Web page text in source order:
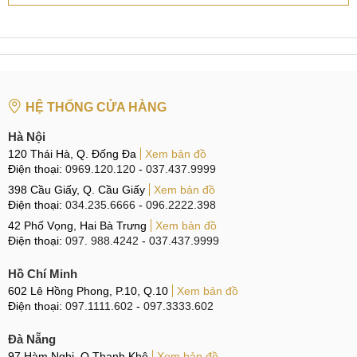
Galaxy S26 xử lý mượt mà các tác vụ đa nhiệm. Điều này
Samsung Galaxy S26 có RAM 12GB & Bộ nhớ trong 256-
512GB
So sánh Samsung Galaxy S26
So với phiên bản trước, Galaxy S26 có những cải tiến gì nổi
bật? Và liệu thiết bị này có thua kém gì so với người anh em
Samsung Galaxy S26 vs Samsung Galaxy S25
chút, vì nó được trang bị pin 4300mAh lớn hơn. Điều này
HỆ THỐNG CỬA HÀNG
Hà Nội
120 Thái Hà, Q. Đống Đa
Xem bản đồ
Điện thoại: 0969.120.120 - 037.437.9999
398 Cầu Giấy, Q. Cầu Giấy
Xem bản đồ
Điện thoại: 034.235.6666 - 096.2222.398
42 Phố Vọng, Hai Bà Trưng
Xem bản đồ
Điện thoại: 097. 988.4242 - 037.437.9999
Hồ Chí Minh
602 Lê Hồng Phong, P.10, Q.10
Xem bản đồ
Điện thoại: 097.1111.602 - 097.3333.602
Đà Nẵng